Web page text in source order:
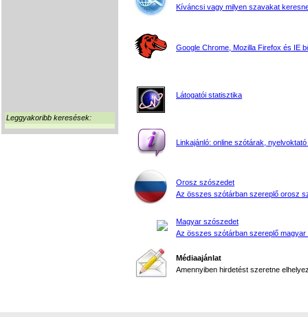
Leggyakoribb keresések:
Kíváncsi vagy milyen szavakat
Google Chrome, Mozilla Firefox és IE
Látogatói statisztika
Linkajánló: online szótárak, nyelvoktató
Orosz szószedet
Az összes szótárban szereplő orosz
Magyar szószedet
Az összes szótárban szereplő magyar
Médiaajánlat
Amennyiben hirdetést szeretne